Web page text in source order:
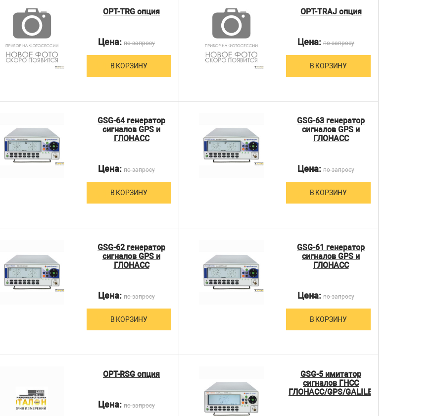
OPT-TRG опция
Цена: по запросу
В КОРЗИНУ
OPT-TRAJ опция
Цена: по запросу
В КОРЗИНУ
GSG-64 генератор
сигналов GPS и
ГЛОНАСС
Цена: по запросу
В КОРЗИНУ
GSG-63 генератор
сигналов GPS и
ГЛОНАСС
Цена: по запросу
В КОРЗИНУ
GSG-62 генератор
сигналов GPS и
ГЛОНАСС
Цена: по запросу
В КОРЗИНУ
GSG-61 генератор
сигналов GPS и
ГЛОНАСС
Цена: по запросу
В КОРЗИНУ
OPT-RSG опция
Цена: по запросу
GSG-5 имитатор
сигналов ГНСС
ГЛОНАСС/GPS/GALILEO/SBAS